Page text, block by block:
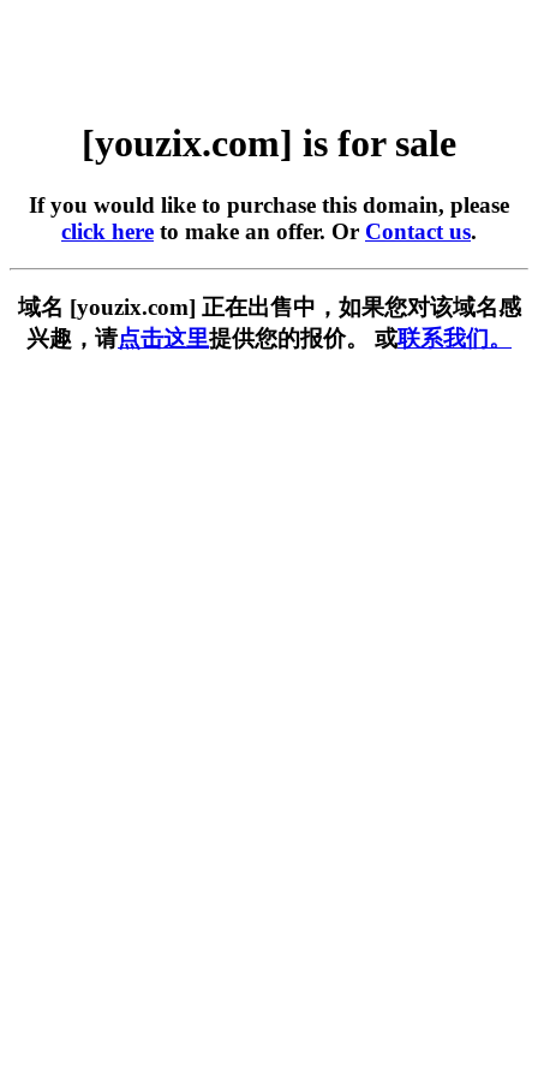
[youzix.com] is for sale
If you would like to purchase this domain, please
click here to make an offer. Or Contact us.
域名 [youzix.com] 正在出售中，如果您对该域名感
兴趣，请点击这里提供您的报价。 或联系我们。